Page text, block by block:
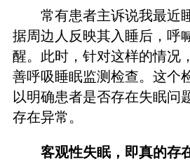
常有患者主诉说我最近
据周边人反映其入睡后，呼
醒。此时，针对这样的情况
善呼吸睡眠监测检查。这个
以明确患者是否存在失眠问
存在异常。
客观性失眠，即真的存